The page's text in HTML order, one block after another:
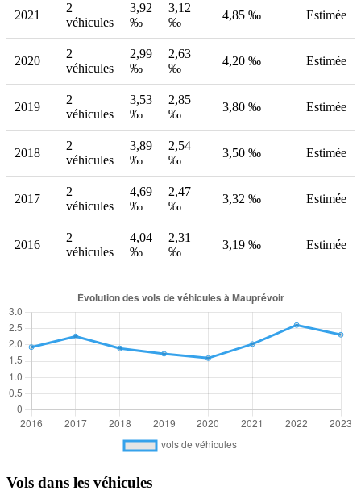
2021
2
véhicules
3,92
‰
3,12
‰
4,85 ‰ Estimée
2020
2
véhicules
2,99
‰
2,63
‰
4,20 ‰ Estimée
2019
2
véhicules
3,53
‰
2,85
‰
3,80 ‰ Estimée
2018
2
véhicules
3,89
‰
2,54
‰
3,50 ‰ Estimée
2017
2
véhicules
4,69
‰
2,47
‰
3,32 ‰ Estimée
2016
2
véhicules
4,04
‰
2,31
‰
3,19 ‰ Estimée
Vols dans les véhicules